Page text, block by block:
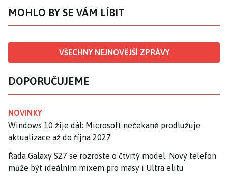
MOHLO BY SE VÁM LÍBIT
VŠECHNY NEJNOVĚJŠÍ ZPRÁVY
DOPORUČUJEME
NOVINKY
Windows 10 žije dál: Microsoft nečekaně prodlužuje
aktualizace až do října 2027
Řada Galaxy S27 se rozroste o čtvrtý model. Nový telefon
může být ideálním mixem pro masy i Ultra elitu